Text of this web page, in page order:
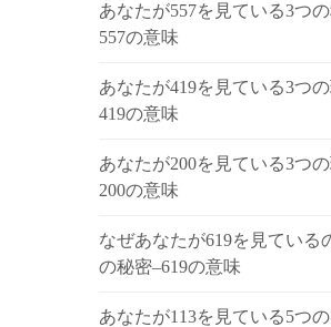
あなたが557を見ている3つ
557の意味
あなたが419を見ている3つ
419の意味
あなたが200を見ている3つ
200の意味
なぜあなたが619を見ている
の秘密–619の意味
あなたが113を見ている5つ